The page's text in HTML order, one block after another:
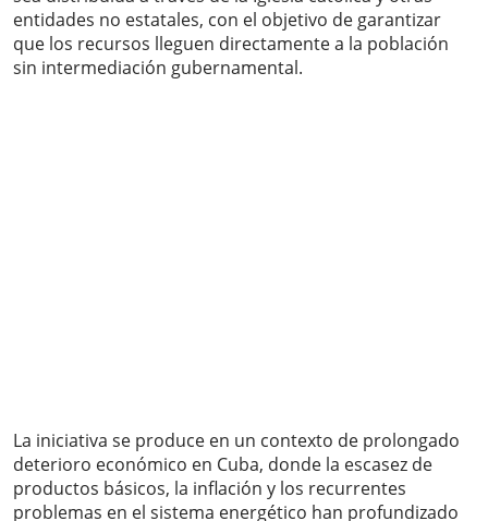
entidades no estatales, con el objetivo de garantizar
que los recursos lleguen directamente a la población
sin intermediación gubernamental.
La iniciativa se produce en un contexto de prolongado
deterioro económico en Cuba, donde la escasez de
productos básicos, la inflación y los recurrentes
problemas en el sistema energético han profundizado